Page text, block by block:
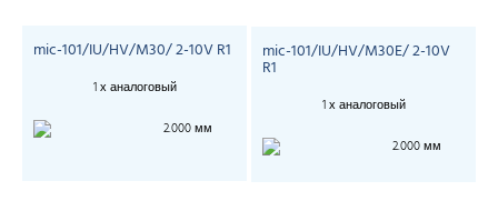
mic-101/IU/HV/M30/ 2-10V R1
1 х аналоговый
2.000 мм
mic-101/IU/HV/M30E/ 2-10V
R1
1 х аналоговый
2.000 мм